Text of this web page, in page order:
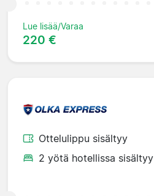
Lue lisää/Varaa
220 €
Ottelulippu sisältyy
2 yötä hotellissa sisältyy